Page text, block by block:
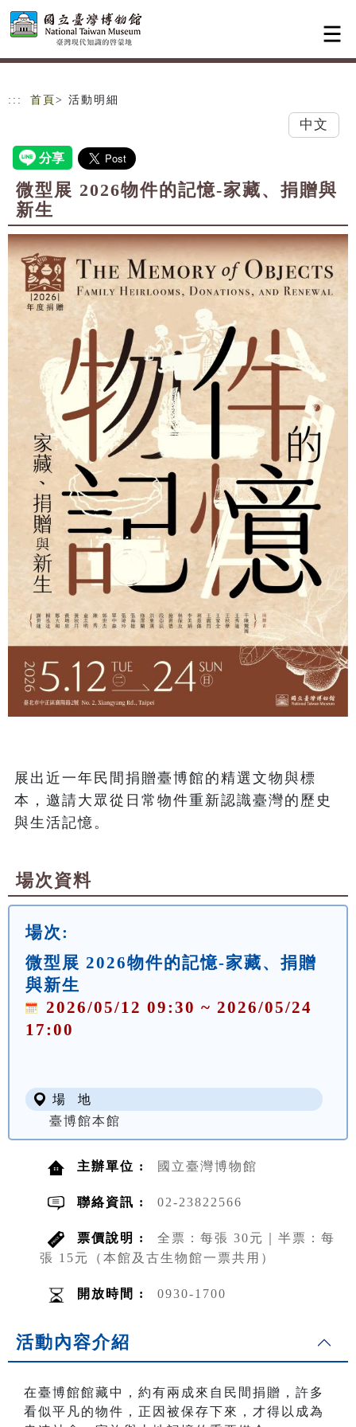
跳到主要內容
網站導覽
::: 首頁 > 活動明細
中文
微型展 2026物件的記憶-家藏、捐贈與
新生
展出近一年民間捐贈臺博館的精選文物與標
本，邀請大眾從日常物件重新認識臺灣的歷史
與生活記憶。
場次資料
場次:
微型展 2026物件的記憶-家藏、捐贈
與新生
2026/05/12 09:30 ~ 2026/05/24
17:00
場 地
臺博館本館
主辦單位 : 國立臺灣博物館
聯絡資訊 : 02-23822566
票價說明 :
全票：每張 30元｜半票：每
張 15元（本館及古生物館一票共用）
開放時間 : 0930-1700
活動內容介紹
在臺博館館藏中，約有兩成來自民間捐贈，許多
看似平凡的物件，正因被保存下來，才得以成為